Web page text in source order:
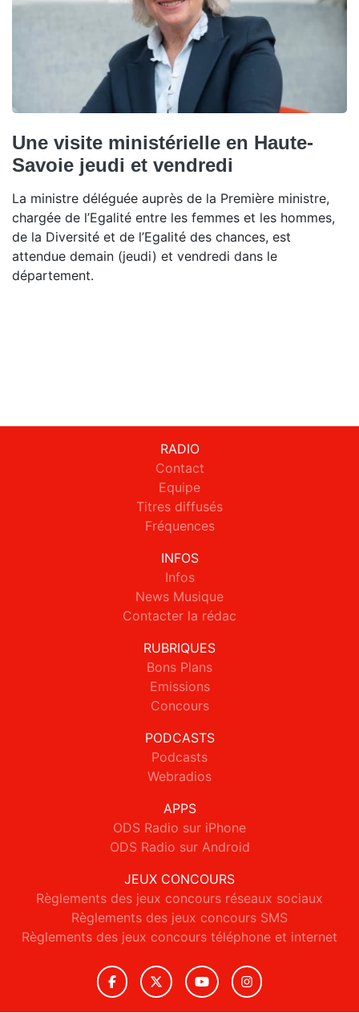
Une visite ministérielle en Haute-
Savoie jeudi et vendredi
La ministre déléguée auprès de la Première ministre,
chargée de l’Egalité entre les femmes et les hommes,
de la Diversité et de l’Egalité des chances, est
attendue demain (jeudi) et vendredi dans le
département.
RADIO
Contact
Equipe
Titres diffusés
Fréquences
INFOS
Infos
News Musique
Contacter la rédac
RUBRIQUES
Bons Plans
Emissions
Concours
PODCASTS
Podcasts
Webradios
APPS
ODS Radio sur iPhone
ODS Radio sur Android
JEUX CONCOURS
Règlements des jeux concours réseaux sociaux
Règlements des jeux concours SMS
Règlements des jeux concours téléphone et internet